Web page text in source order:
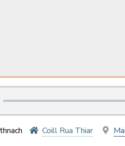
Coill Rua Thiar